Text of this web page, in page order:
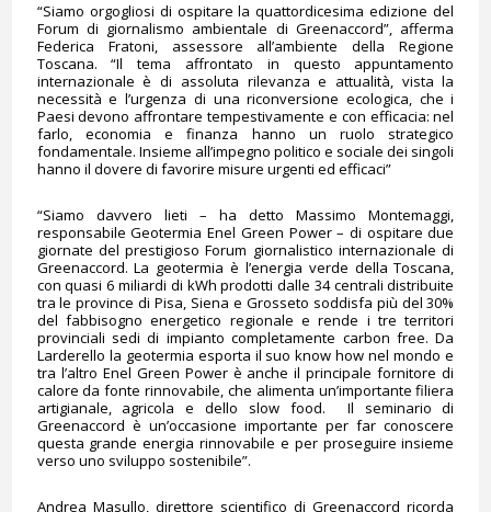
“Siamo orgogliosi di ospitare la quattordicesima edizione del
Forum di giornalismo ambientale di Greenaccord”, afferma
Federica Fratoni, assessore all’ambiente della Regione
Toscana. “Il tema affrontato in questo appuntamento
internazionale è di assoluta rilevanza e attualità, vista la
necessità e l’urgenza di una riconversione ecologica, che i
Paesi devono affrontare tempestivamente e con efficacia: nel
farlo, economia e finanza hanno un ruolo strategico
fondamentale. Insieme all’impegno politico e sociale dei singoli
hanno il dovere di favorire misure urgenti ed efficaci”
“Siamo davvero lieti – ha detto Massimo Montemaggi,
responsabile Geotermia Enel Green Power – di ospitare due
giornate del prestigioso Forum giornalistico internazionale di
Greenaccord. La geotermia è l’energia verde della Toscana,
con quasi 6 miliardi di kWh prodotti dalle 34 centrali distribuite
tra le province di Pisa, Siena e Grosseto soddisfa più del 30%
del fabbisogno energetico regionale e rende i tre territori
provinciali sedi di impianto completamente carbon free. Da
Larderello la geotermia esporta il suo know how nel mondo e
tra l’altro Enel Green Power è anche il principale fornitore di
calore da fonte rinnovabile, che alimenta un’importante filiera
artigianale, agricola e dello slow food. Il seminario di
Greenaccord è un’occasione importante per far conoscere
questa grande energia rinnovabile e per proseguire insieme
verso uno sviluppo sostenibile”.
Andrea Masullo, direttore scientifico di Greenaccord ricorda